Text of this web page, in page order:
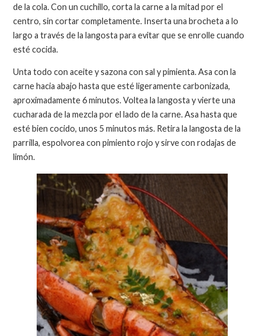
de la cola. Con un cuchillo, corta la carne a la mitad por el
centro, sin cortar completamente. Inserta una brocheta a lo
largo a través de la langosta para evitar que se enrolle cuando
esté cocida.
Unta todo con aceite y sazona con sal y pimienta. Asa con la
carne hacia abajo hasta que esté ligeramente carbonizada,
aproximadamente 6 minutos. Voltea la langosta y vierte una
cucharada de la mezcla por el lado de la carne. Asa hasta que
esté bien cocido, unos 5 minutos más. Retira la langosta de la
parrilla, espolvorea con pimiento rojo y sirve con rodajas de
limón.